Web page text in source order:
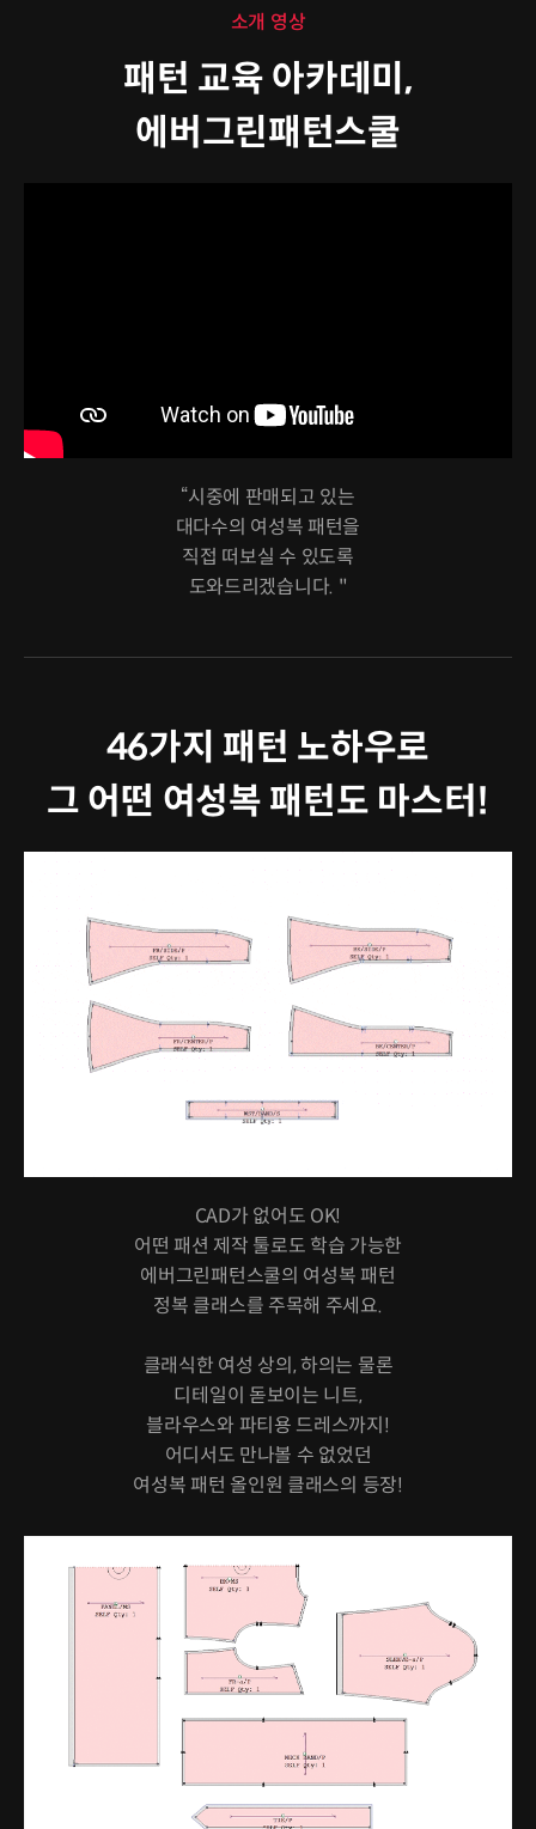
소개 영상
패턴 교육 아카데미,
에버그린패턴스쿨
“시중에 판매되고 있는
대다수의 여성복 패턴을
직접 떠보실 수 있도록
도와드리겠습니다. "
46가지 패턴 노하우로
그 어떤 여성복 패턴도 마스터!
CAD가 없어도 OK!
어떤 패션 제작 툴로도 학습 가능한
에버그린패턴스쿨의 여성복 패턴
정복 클래스를 주목해 주세요.
클래식한 여성 상의, 하의는 물론
디테일이 돋보이는 니트,
블라우스와 파티용 드레스까지!
어디서도 만나볼 수 없었던
여성복 패턴 올인원 클래스의 등장!